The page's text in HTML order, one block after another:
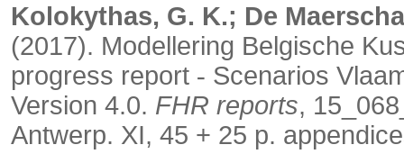
Kolokythas, G. K.; De
(2017). Modellering Belgische
progress report ‐ Scenarios
Version 4.0. FHR reports,
Antwerp. XI, 45 + 25 p.